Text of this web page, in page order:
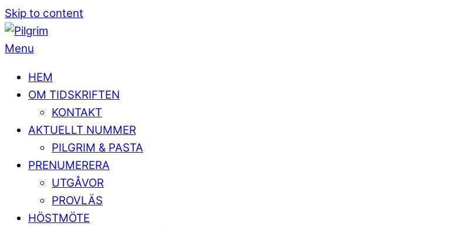
Skip to content
Menu
HEM
OM TIDSKRIFTEN
KONTAKT
AKTUELLT NUMMER
PILGRIM & PASTA
PRENUMERERA
UTGÅVOR
PROVLÄS
HÖSTMÖTE